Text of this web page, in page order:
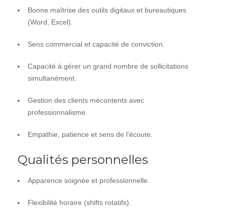
Bonne maîtrise des outils digitaux et bureautiques
(Word, Excel).
Sens commercial et capacité de conviction.
Capacité à gérer un grand nombre de sollicitations
simultanément.
Gestion des clients mécontents avec
professionnalisme.
Empathie, patience et sens de l’écoute.
Qualités personnelles
Apparence soignée et professionnelle.
Flexibilité horaire (shifts rotatifs).